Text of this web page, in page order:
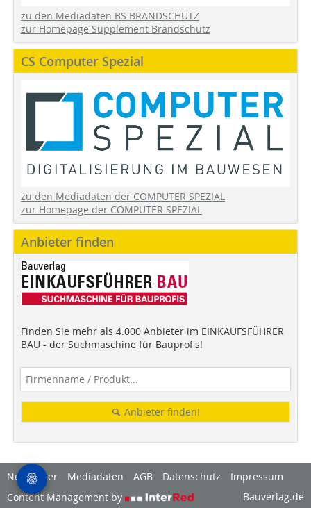
zu den Mediadaten BS BRANDSCHUTZ
zur Homepage Supplement Brandschutz
CS Computer Spezial
zu den Mediadaten der COMPUTER SPEZIAL
zur Homepage der COMPUTER SPEZIAL
Anbieter finden
Finden Sie mehr als 4.000 Anbieter im EINKAUFSFÜHRER
BAU - der Suchmaschine für Bauprofis!
Anbieter finden!
Newsletter Mediadaten AGB Datenschutz
Impressum
Content Management by
Bauverlag.de